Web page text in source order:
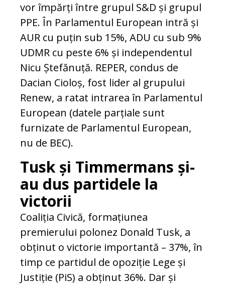
vor împărți între grupul S&D și grupul
PPE. În Parlamentul European intră și
AUR cu puțin sub 15%, ADU cu sub 9%
UDMR cu peste 6% și independentul
Nicu Ștefănuță. REPER, condus de
Dacian Cioloș, fost lider al grupului
Renew, a ratat intrarea în Parlamentul
European (datele parțiale sunt
furnizate de Parlamentul European,
nu de BEC).
Tusk și Timmermans și-
au dus partidele la
victorii
Coaliția Civică, formațiunea
premierului polonez Donald Tusk, a
obținut o victorie importantă – 37%, în
timp ce partidul de opoziție Lege și
Justiție (PiS) a obținut 36%. Dar și